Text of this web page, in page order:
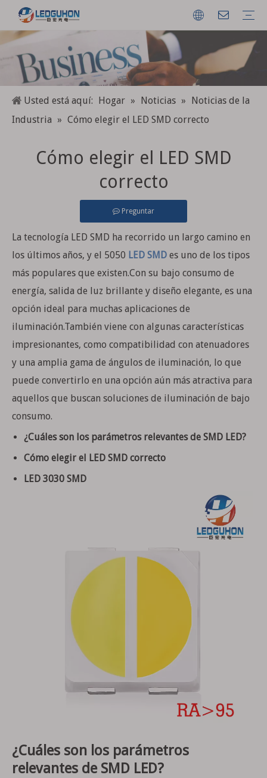
Usted está aquí: Hogar » Noticias »
Noticias de la
Industria » Cómo elegir el LED SMD correcto
Cómo elegir el LED SMD
correcto
Preguntar
La tecnología LED SMD ha recorrido un largo camino en
los últimos años, y el 5050 LED SMD es uno de los tipos
más populares que existen.Con su bajo consumo de
energía, salida de luz brillante y diseño elegante, es una
opción ideal para muchas aplicaciones de
iluminación.También viene con algunas características
impresionantes, como compatibilidad con atenuadores
y una amplia gama de ángulos de iluminación, lo que
puede convertirlo en una opción aún más atractiva para
aquellos que buscan soluciones de iluminación de bajo
consumo.
¿Cuáles son los parámetros relevantes de SMD LED?
Cómo elegir el LED SMD correcto
LED 3030 SMD
¿Cuáles son los parámetros
relevantes de SMD LED?